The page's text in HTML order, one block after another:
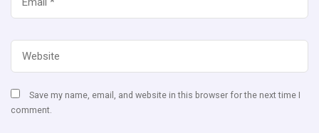
Save my name, email, and website in this browser for the next time I
comment.